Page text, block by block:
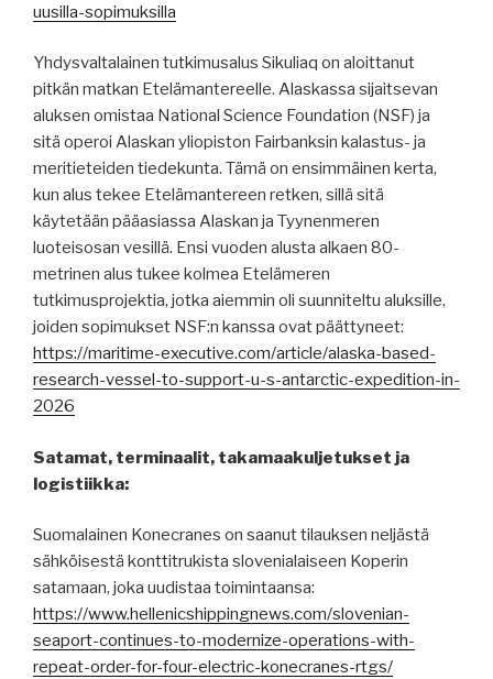
uusilla-sopimuksilla
Yhdysvaltalainen tutkimusalus Sikuliaq on aloittanut
pitkän matkan Etelämantereelle. Alaskassa sijaitsevan
aluksen omistaa National Science Foundation (NSF) ja
sitä operoi Alaskan yliopiston Fairbanksin kalastus- ja
meritieteiden tiedekunta. Tämä on ensimmäinen kerta,
kun alus tekee Etelämantereen retken, sillä sitä
käytetään pääasiassa Alaskan ja Tyynenmeren
luoteisosan vesillä. Ensi vuoden alusta alkaen 80-
metrinen alus tukee kolmea Etelämeren
tutkimusprojektia, jotka aiemmin oli suunniteltu aluksille,
joiden sopimukset NSF:n kanssa ovat päättyneet:
https://maritime-executive.com/article/alaska-based-
research-vessel-to-support-u-s-antarctic-expedition-in-
2026
Satamat, terminaalit, takamaakuljetukset ja
logistiikka:
Suomalainen Konecranes on saanut tilauksen neljästä
sähköisestä konttitrukista slovenialaiseen Koperin
satamaan, joka uudistaa toimintaansa:
https://www.hellenicshippingnews.com/slovenian-
seaport-continues-to-modernize-operations-with-
repeat-order-for-four-electric-konecranes-rtgs/